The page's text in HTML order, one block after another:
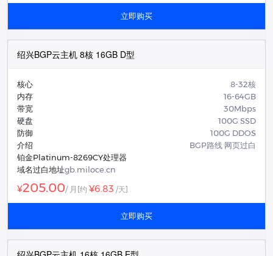
立即购买
绍兴BGP云主机 8核 16GB D型
核心
8-32核
内存
16-64GB
带宽
30Mbps
硬盘
100G SSD
防御
100G DDOS
介绍
BGP路线 网页过白
铂金Platinum-8269CY处理器
域名过白地址gb.miloce.cn
¥205.00/ 月 [约 ¥6.83 /天]
立即购买